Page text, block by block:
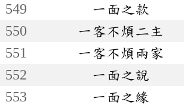
549
一面之款
550
一客不煩二主
551
一客不煩兩家
552
一面之說
553
一面之緣